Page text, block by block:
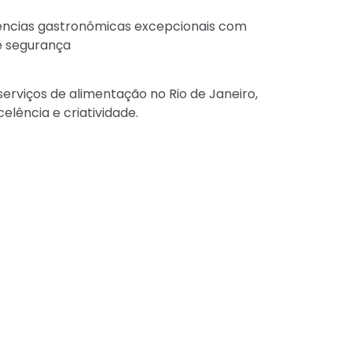
gastronômicas excepcionais com
segurança
de alimentação no Rio de Janeiro,
e criatividade.